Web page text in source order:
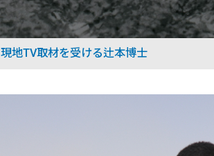
現地TV取材を受ける辻本博士